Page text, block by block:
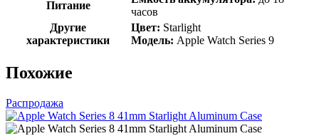
Питание
часов
Другие
характеристики
Цвет: Starlight
Модель: Apple Watch Series 9
Похожие
Распродажа